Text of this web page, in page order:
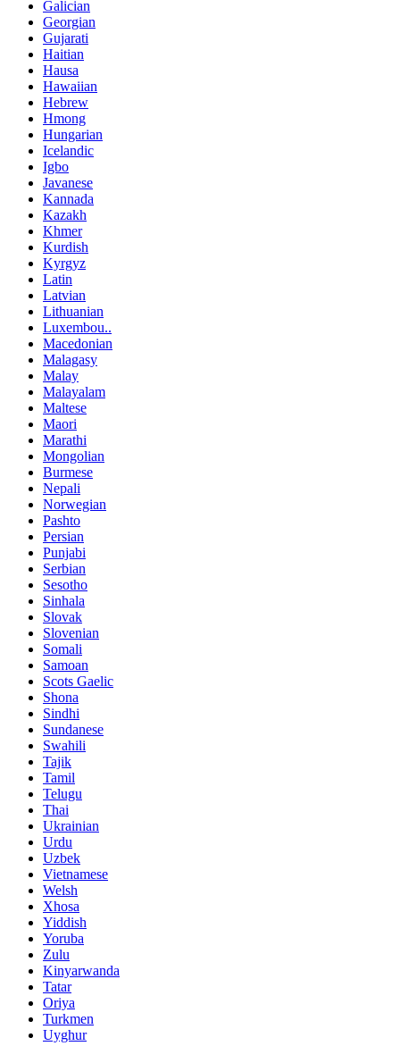
Galician
Georgian
Gujarati
Haitian
Hausa
Hawaiian
Hebrew
Hmong
Hungarian
Icelandic
Igbo
Javanese
Kannada
Kazakh
Khmer
Kurdish
Kyrgyz
Latin
Latvian
Lithuanian
Luxembou..
Macedonian
Malagasy
Malay
Malayalam
Maltese
Maori
Marathi
Mongolian
Burmese
Nepali
Norwegian
Pashto
Persian
Punjabi
Serbian
Sesotho
Sinhala
Slovak
Slovenian
Somali
Samoan
Scots Gaelic
Shona
Sindhi
Sundanese
Swahili
Tajik
Tamil
Telugu
Thai
Ukrainian
Urdu
Uzbek
Vietnamese
Welsh
Xhosa
Yiddish
Yoruba
Zulu
Kinyarwanda
Tatar
Oriya
Turkmen
Uyghur